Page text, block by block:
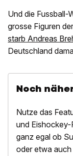
Und die Fussball-
grosse Figuren
starb Andreas
Deutschland
Noch
Nutze das
und Eishockey-
ganz egal ob
oder etwa